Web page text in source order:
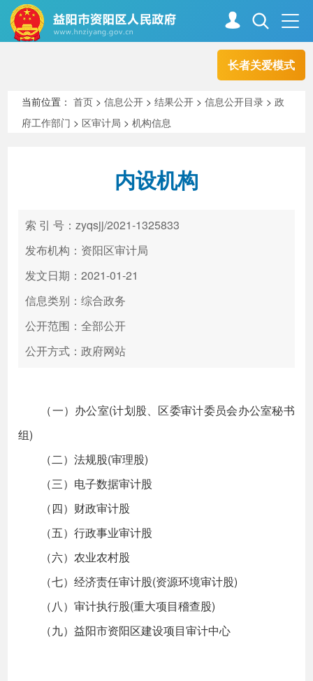
长者关爱模式
走进资阳
政务服务
高效办成一件事
当前位置：首页 >信息公开 >结果公开 >信息公开目录 >政
府工作部门 > 区审计局 >机构信息
内设机构
索 引 号：zyqsjj/2021-1325833
发布机构：资阳区审计局
发文日期：2021-01-21
信息类别：综合政务
公开范围：全部公开
公开方式：政府网站
（一）办公室(计划股、区委审计委员会办公室秘书
组)
（二）法规股(审理股)
（三）电子数据审计股
（四）财政审计股
（五）行政事业审计股
（六）农业农村股
（七）经济责任审计股(资源环境审计股)
（八）审计执行股(重大项目稽查股)
（九）益阳市资阳区建设项目审计中心